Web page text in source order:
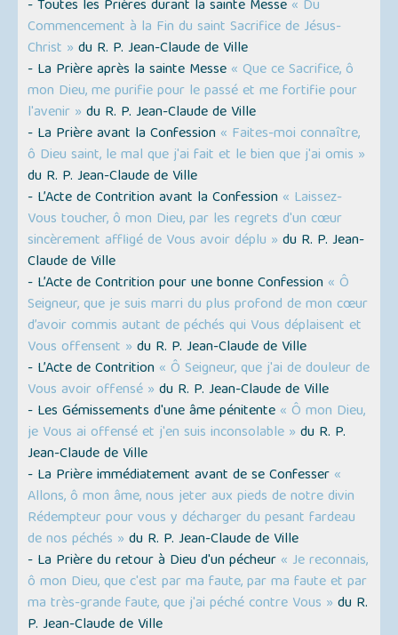
- Toutes les Prières durant la sainte Messe « Du
Commencement à la Fin du saint Sacrifice de Jésus-
Christ » du R. P. Jean-Claude de Ville
- La Prière après la sainte Messe « Que ce Sacrifice, ô
mon Dieu, me purifie pour le passé et me fortifie pour
l'avenir » du R. P. Jean-Claude de Ville
- La Prière avant la Confession « Faites-moi connaître,
ô Dieu saint, le mal que j'ai fait et le bien que j'ai omis »
du R. P. Jean-Claude de Ville
- L’Acte de Contrition avant la Confession « Laissez-
Vous toucher, ô mon Dieu, par les regrets d'un cœur
sincèrement affligé de Vous avoir déplu » du R. P. Jean-
Claude de Ville
- L’Acte de Contrition pour une bonne Confession « Ô
Seigneur, que je suis marri du plus profond de mon cœur
d’avoir commis autant de péchés qui Vous déplaisent et
Vous offensent » du R. P. Jean-Claude de Ville
- L’Acte de Contrition « Ô Seigneur, que j'ai de douleur de
Vous avoir offensé » du R. P. Jean-Claude de Ville
- Les Gémissements d'une âme pénitente « Ô mon Dieu,
je Vous ai offensé et j'en suis inconsolable » du R. P.
Jean-Claude de Ville
- La Prière immédiatement avant de se Confesser «
Allons, ô mon âme, nous jeter aux pieds de notre divin
Rédempteur pour vous y décharger du pesant fardeau
de nos péchés » du R. P. Jean-Claude de Ville
- La Prière du retour à Dieu d'un pécheur « Je reconnais,
ô mon Dieu, que c'est par ma faute, par ma faute et par
ma très-grande faute, que j'ai péché contre Vous » du R.
P. Jean-Claude de Ville